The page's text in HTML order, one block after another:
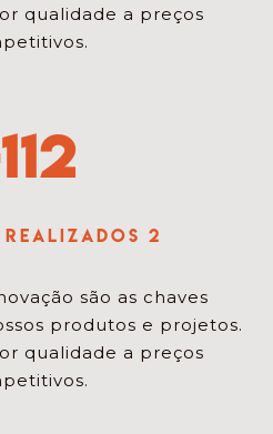
qualidade a preços
112
2
são as chaves
produtos e projetos.
qualidade a preços